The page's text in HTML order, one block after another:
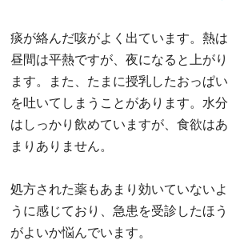
痰が絡んだ咳がよく出ています。熱は
昼間は平熱ですが、夜になると上がり
ます。また、たまに授乳したおっぱい
を吐いてしまうことがあります。水分
はしっかり飲めていますが、食欲はあ
まりありません。
処方された薬もあまり効いていないよ
うに感じており、急患を受診したほう
がよいか悩んでいます。